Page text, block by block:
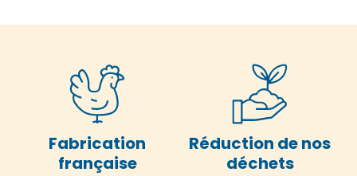
Fabrication
française
Réduction de nos
déchets